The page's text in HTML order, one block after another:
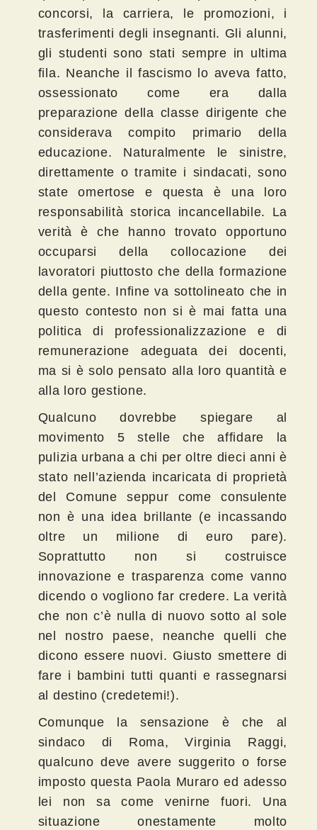
concorsi, la carriera, le promozioni, i
trasferimenti degli insegnanti. Gli alunni,
gli studenti sono stati sempre in ultima
fila. Neanche il fascismo lo aveva fatto,
ossessionato come era dalla
preparazione della classe dirigente che
considerava compito primario della
educazione. Naturalmente le sinistre,
direttamente o tramite i sindacati, sono
state omertose e questa è una loro
responsabilità storica incancellabile. La
verità è che hanno trovato opportuno
occuparsi della collocazione dei
lavoratori piuttosto che della formazione
della gente. Infine va sottolineato che in
questo contesto non si è mai fatta una
politica di professionalizzazione e di
remunerazione adeguata dei docenti,
ma si è solo pensato alla loro quantità e
alla loro gestione.
Qualcuno dovrebbe spiegare al
movimento 5 stelle che affidare la
pulizia urbana a chi per oltre dieci anni è
stato nell’azienda incaricata di proprietà
del Comune seppur come consulente
non è una idea brillante (e incassando
oltre un milione di euro pare).
Soprattutto non si costruisce
innovazione e trasparenza come vanno
dicendo o vogliono far credere. La verità
che non c’è nulla di nuovo sotto al sole
nel nostro paese, neanche quelli che
dicono essere nuovi. Giusto smettere di
fare i bambini tutti quanti e rassegnarsi
al destino (credetemi!).
Comunque la sensazione è che al
sindaco di Roma, Virginia Raggi,
qualcuno deve avere suggerito o forse
imposto questa Paola Muraro ed adesso
lei non sa come venirne fuori. Una
situazione onestamente molto